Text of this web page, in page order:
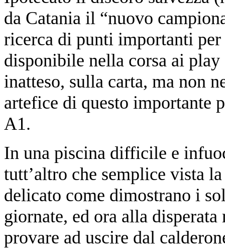
da Catania il “nuovo
ricerca di punti importanti
disponibile nella corsa ai
inatteso, sulla carta, ma non
artefice di questo importante
A1.
In una piscina difficile e
tutt’altro che semplice vista
delicato come dimostrano i
giornate, ed ora alla
provare ad uscire dal